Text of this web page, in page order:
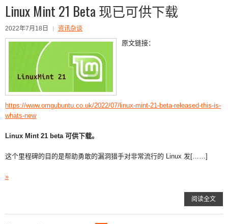
Linux Mint 21 Beta 现已可供下载
2022年7月18日 资讯杂谈
原文链接：
https://www.omgubuntu.co.uk/2022/07/linux-mint-21-beta-released-this-is-
whats-new
Linux Mint 21 beta 可供下载。
这个里程碑的目的是帮助勇敢的漏洞猎手对非常流行的 Linux 发[……]
»
阅读全文